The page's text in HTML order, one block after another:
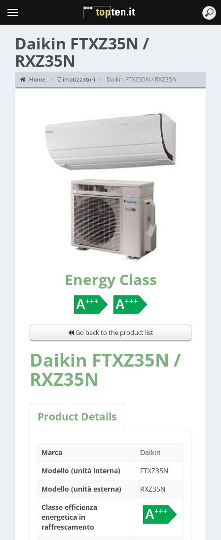
Topten
Menu
Daikin FTXZ35N /
RXZ35N
Home Climatizzatori Daikin FTXZ35N / RXZ35N
Energy Class
Go back to the product list
Daikin FTXZ35N /
RXZ35N
Product Details
Marca
Daikin
Modello (unità interna)
FTXZ35N
Modello (unità esterna)
RXZ35N
Classe efficienza
energetica in
raffrescamento